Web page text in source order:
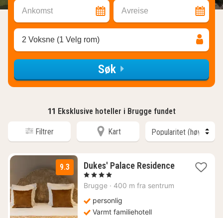
Ankomst Avreise
2 Voksne (1 Velg rom)
Søk
11 Eksklusive hoteller i Brugge fundet
Filtrer Kart
9.3 Dukes' Palace Residence1
, 4 Stjerner
Brugge · 400 m fra sentrum
personlig
Varmt familiehotell